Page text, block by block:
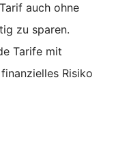
auch ohne
zu sparen.
Tarife mit
Risiko